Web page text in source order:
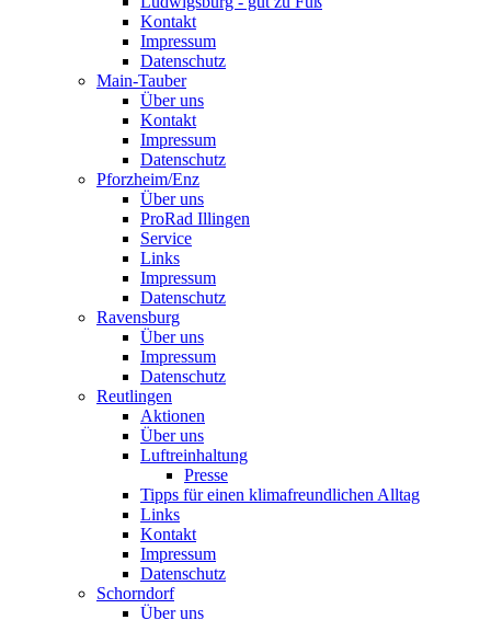
Kontakt
Impressum
Datenschutz
Main-Tauber
Über uns
Kontakt
Impressum
Datenschutz
Pforzheim/Enz
Über uns
ProRad Illingen
Service
Links
Impressum
Datenschutz
Ravensburg
Über uns
Impressum
Datenschutz
Reutlingen
Aktionen
Über uns
Luftreinhaltung
Presse
Tipps für einen klimafreundlichen Alltag
Links
Kontakt
Impressum
Datenschutz
Schorndorf
Über uns